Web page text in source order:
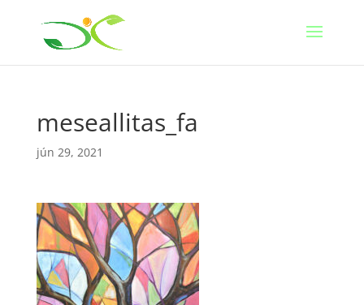
meseallitas_fa
jún 29, 2021